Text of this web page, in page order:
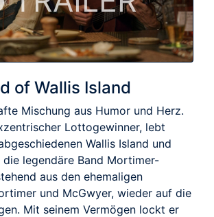
of Wallis Island
Mischung aus Humor und Herz.
Lottogewinner, lebt
Wallis Island und
legendäre Band Mortimer-
aus den ehemaligen
und McGwyer, wieder auf die
Mit seinem Vermögen lockt er